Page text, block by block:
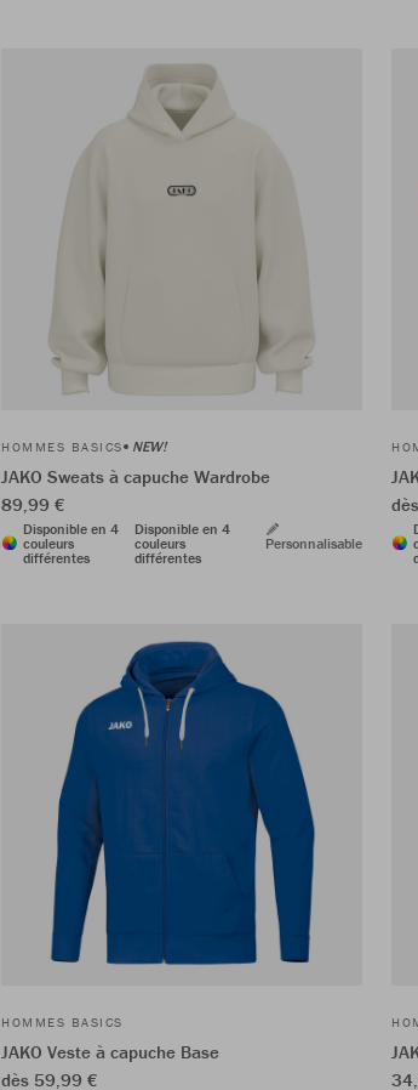
HOMMES BASICS NEW!
JAKO Sweats à capuche Wardrobe
89,99 €
Disponible en 4
couleurs
différentes
Disponible en 4
couleurs
différentes
Personnalisable
HOMMES BASICS
JAKO Veste à capuche Base
dès 59,99 €